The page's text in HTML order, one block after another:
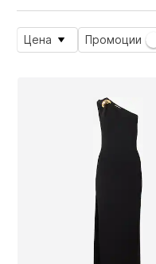
Цена Промоции